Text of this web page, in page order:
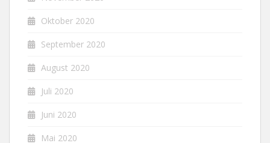
Oktober 2020
September 2020
August 2020
Juli 2020
Juni 2020
Mai 2020